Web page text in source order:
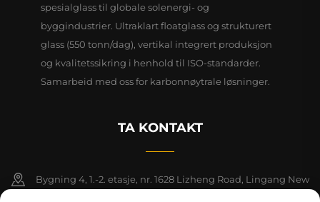
spesialglass til globale solenergi- og
byggindustrier. Ultraklart floatglass og strukturert
glass (550 tonn/dag), vertikal integrert produksjon
og kvalitetssikring i henhold til ISO-standarder.
Samarbeid med oss for karbonnøytrale løsninger.
TA KONTAKT
Bygning 4, 1.-2. etasje, nr. 1628 Lizheng Road, Lingang New